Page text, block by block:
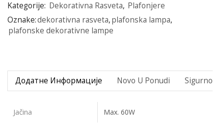
Kategorije: Dekorativna Rasveta, Plafonjere
Oznake:dekorativna rasveta,plafonska lampa,
plafonske dekorativne lampe
Додатне Информације Novo U Ponudi Sigurno
Jačina Max. 60W